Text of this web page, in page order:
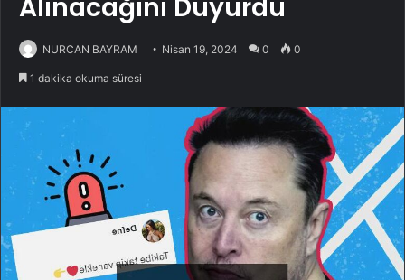
Alınacağını Duyurdu
NURCAN BAYRAM Nisan 19, 2024 0 0
1 dakika okuma süresi